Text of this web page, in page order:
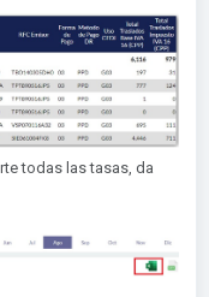
todas las tasas, da